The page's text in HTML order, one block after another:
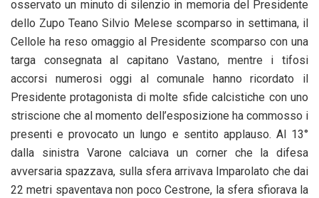
osservato un minuto di silenzio in memoria del Presidente
dello Zupo Teano Silvio Melese scomparso in settimana, il
Cellole ha reso omaggio al Presidente scomparso con una
targa consegnata al capitano Vastano, mentre i tifosi
accorsi numerosi oggi al comunale hanno ricordato il
Presidente protagonista di molte sfide calcistiche con uno
striscione che al momento dell’esposizione ha commosso i
presenti e provocato un lungo e sentito applauso. Al 13°
dalla sinistra Varone calciava un corner che la difesa
avversaria spazzava, sulla sfera arrivava Imparolato che dai
22 metri spaventava non poco Cestrone, la sfera sfiorava la